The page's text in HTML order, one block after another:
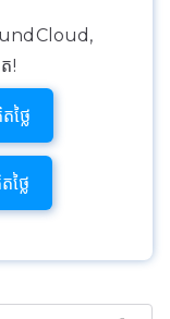
!
លៃ
លៃ